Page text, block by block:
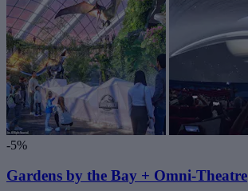
-5%
Gardens by the Bay + Omni-Theatre